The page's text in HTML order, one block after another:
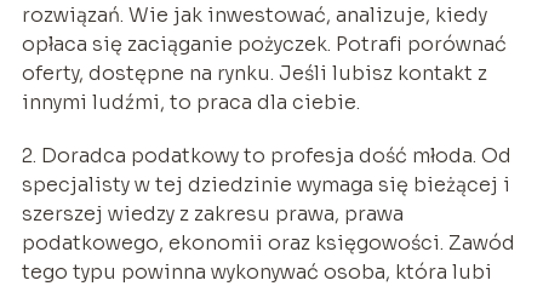
rozwiązań. Wie jak inwestować, analizuje, kiedy
opłaca się zaciąganie pożyczek. Potrafi porównać
oferty, dostępne na rynku. Jeśli lubisz kontakt z
innymi ludźmi, to praca dla ciebie.
2. Doradca podatkowy to profesja dość młoda. Od
specjalisty w tej dziedzinie wymaga się bieżącej i
szerszej wiedzy z zakresu prawa, prawa
podatkowego, ekonomii oraz księgowości. Zawód
tego typu powinna wykonywać osoba, która lubi